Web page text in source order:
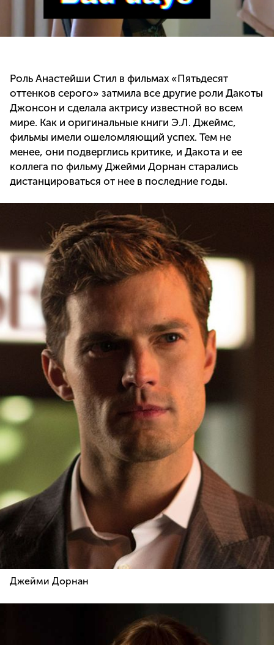
Роль Анастейши Стил в фильмах «Пятьдесят
оттенков серого» затмила все другие роли Дакоты
Джонсон и сделала актрису известной во всем
мире. Как и оригинальные книги Э.Л. Джеймс,
фильмы имели ошеломляющий успех. Тем не
менее, они подверглись критике, и Дакота и ее
коллега по фильму Джейми Дорнан старались
дистанцироваться от нее в последние годы.
Джейми Дорнан